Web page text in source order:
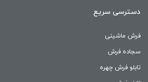
دسترسی سریع
فرش ماشینی
سجاده فرش
تابلو فرش چهره